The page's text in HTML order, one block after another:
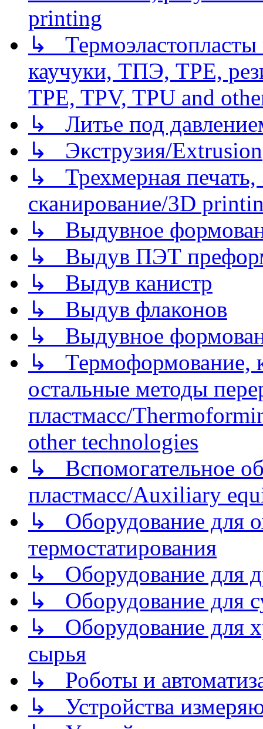
printing
↳
каучуки, ТПЭ, TPE,
TPE, TPV, TPU and
↳ Литье под
↳ Экструзия/Extrusion
↳ Трехмерная
сканирование/3D
↳ Выдувное
↳ Выдув ПЭТ
↳ Выдув канистр
↳ Выдув флаконов
↳ Выдувное
↳ Термоформование,
остальные методы
пластмасс/
other technologies
↳ Вспомогательное
пластмасс/Auxiliary
↳ Оборудование для
термостатирования
↳ Оборудование для
↳ Оборудование для
↳ Оборудование для
сырья
↳ Роботы и
↳ Устройства